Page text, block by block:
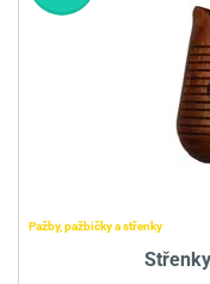
Pažby, pažbičky a střenky